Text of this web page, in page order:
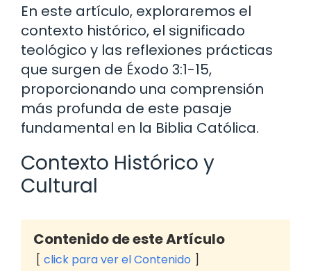
En este artículo, exploraremos el
contexto histórico, el significado
teológico y las reflexiones prácticas
que surgen de Éxodo 3:1-15,
proporcionando una comprensión
más profunda de este pasaje
fundamental en la Biblia Católica.
Contexto Histórico y
Cultural
Contenido de este Artículo
click para ver el Contenido